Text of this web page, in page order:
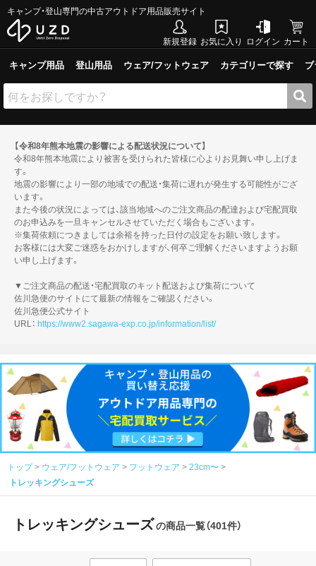
キャンプ・登山専門の中古アウトドア用品販売サイト
新規登録 お気に入り ログイン カート
キャンプ用品 登山用品 ウェア/フットウェア カテゴリーで探す
【令和8年熊本地震の影響による配送状況について】
令和8年熊本地震により被害を受けられた皆様に心よりお見舞い申し上げま
す。
地震の影響により一部の地域での配送・集荷に遅れが発生する可能性がござ
います。
また今後の状況によっては、該当地域へのご注文商品の配達および宅配買取
のお申込みを一旦キャンセルさせていただく場合もございます。
※集荷依頼につきましては余裕を持った日付の設定をお願い致します。
お客様には大変ご迷惑をおかけしますが、何卒ご理解くださいますようお願
い申し上げます。
▼ご注文商品の配送・宅配買取のキット配送および集荷について
佐川急便のサイトにて最新の情報をご確認ください。
佐川急便公式サイト
URL： https://www2.sagawa-exp.co.jp/information/list/
トップ ウェア/フットウェア フットウェア
23cm〜
トレッキングシューズ
トレッキングシューズの商品一覧（401件）